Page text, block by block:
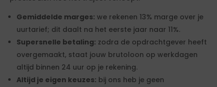
Gemiddelde marges: we rekenen 13% marge over je
uurtarief; dit daalt na het eerste jaar naar 11%.
Supersnelle betaling: zodra de opdrachtgever heeft
overgemaakt, staat jouw brutoloon op werkdagen
altijd binnen 24 uur op je rekening.
Altijd je eigen keuzes: bij ons heb je geen